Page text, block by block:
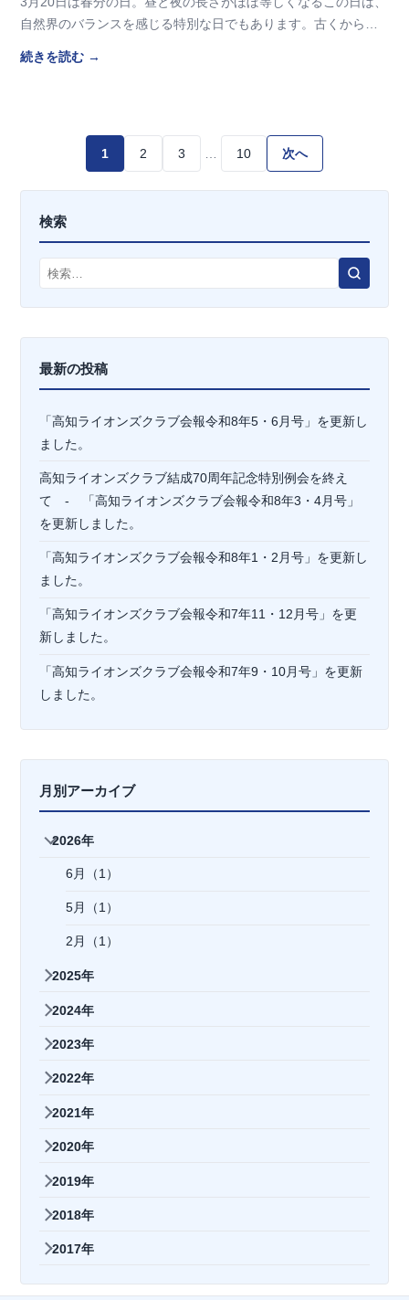
自然界のバランスを感じる特別な日でもあります。古くから、
続きを読む →
投
稿
ー
送
り
1 2 3 10 次へ
検索
検
最新の投稿
「高知ライオンズクラブ会報令和8年5・6月号」を更新し
ました。
高知ライオンズクラブ結成70周年記念特別例会を終え
て - 「高知ライオンズクラブ会報令和8年3・4月号」
を更新しました。
「高知ライオンズクラブ会報令和8年1・2月号」を更新し
ました。
「高知ライオンズクラブ会報令和7年11・12月号」を更
新しました。
「高知ライオンズクラブ会報令和7年9・10月号」を更新
しました。
月別アーカイブ
2026年
6月（1）
5月（1）
2月（1）
2025年
2024年
2023年
2022年
2021年
2020年
2019年
2018年
2017年